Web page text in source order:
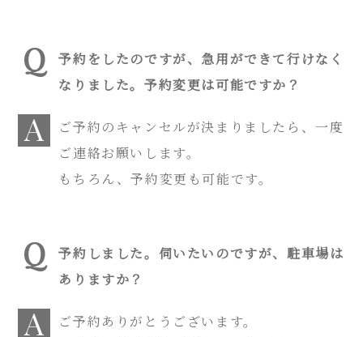
予約をしたのですが、急用ができて行けなく
なりました。予約変更は可能ですか？
ご予約のキャンセルが決まりましたら、一度
ご連絡お願いします。
もちろん、予約変更も可能です。
予約しました。伺いたいのですが、駐車場は
ありますか？
ご予約ありがとうございます。